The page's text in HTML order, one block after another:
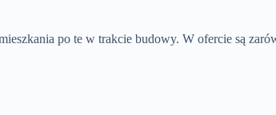
po te w trakcie budowy. W ofercie są